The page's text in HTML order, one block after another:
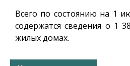
Всего по состоянию на 1
содержатся сведения о 1
жилых домах.